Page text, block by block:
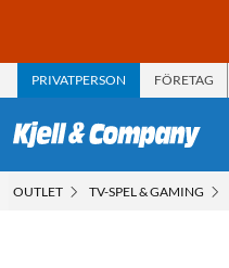
PRIVATPERSON FÖRETAG
OUTLET TV-SPEL & GAMING